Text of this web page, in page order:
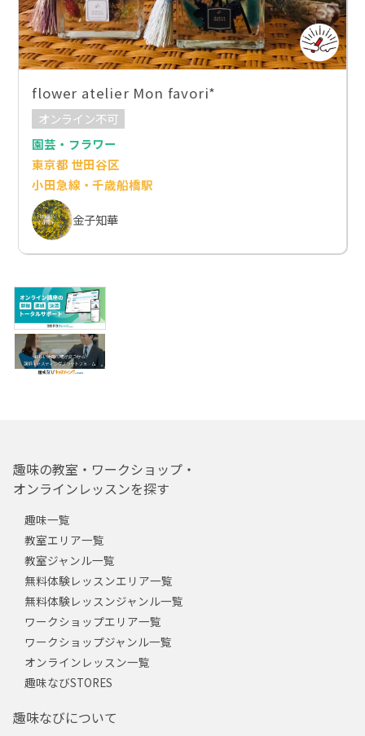
flower atelier Mon favori*
オンライン不可
園芸・フラワー
東京都 世田谷区
小田急線・千歳船橋駅
金子知華
趣味の教室・ワークショップ・
オンラインレッスンを探す
趣味一覧
教室エリア一覧
教室ジャンル一覧
無料体験レッスンエリア一覧
無料体験レッスンジャンル一覧
ワークショップエリア一覧
ワークショップジャンル一覧
オンラインレッスン一覧
趣味なびSTORES
趣味なびについて